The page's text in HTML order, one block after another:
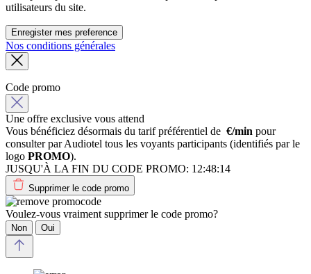
utilisateurs du site.
Enregister mes preference
Nos conditions générales
Code promo
Une offre exclusive vous attend
Vous bénéficiez désormais du tarif préférentiel de €/min pour
consulter par Audiotel tous les voyants participants (identifiés par le
logo PROMO).
JUSQU'À LA FIN DU CODE PROMO: 12:48:14
Supprimer le code promo
Voulez-vous vraiment supprimer le code promo?
Non Oui